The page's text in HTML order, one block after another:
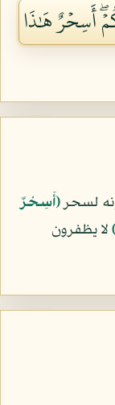
أَسِحۡرٌ هَٰذَا
لسحر﴿أَسِحْرٌ
لا يظفرون